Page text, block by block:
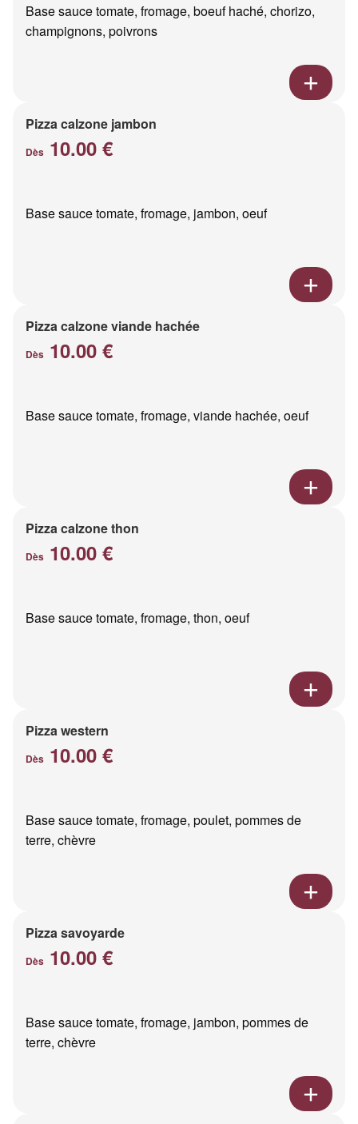
Base sauce tomate, fromage, boeuf haché, chorizo,
champignons, poivrons
Pizza calzone jambon
Dès 10.00 €
Base sauce tomate, fromage, jambon, oeuf
Pizza calzone viande hachée
Dès 10.00 €
Base sauce tomate, fromage, viande hachée, oeuf
Pizza calzone thon
Dès 10.00 €
Base sauce tomate, fromage, thon, oeuf
Pizza western
Dès 10.00 €
Base sauce tomate, fromage, poulet, pommes de
terre, chèvre
Pizza savoyarde
Dès 10.00 €
Base sauce tomate, fromage, jambon, pommes de
terre, chèvre